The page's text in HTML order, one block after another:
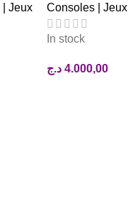
Jeux Consoles | Jeux
In stock
4.000,00 د.ج